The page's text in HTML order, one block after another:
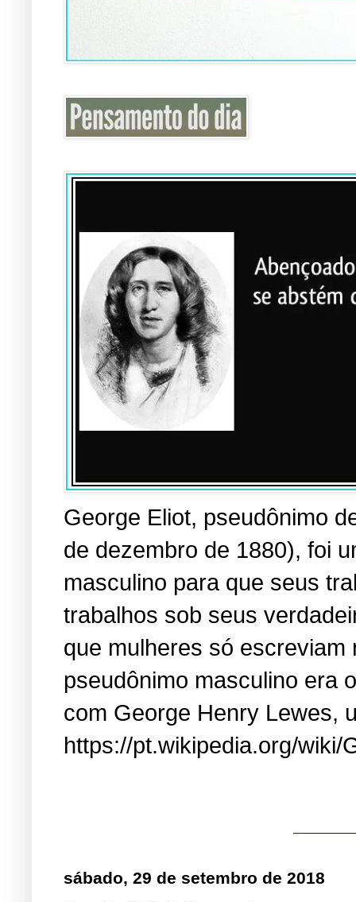
George Eliot, pseudônimo
de dezembro de 1880), foi
masculino para que seus
trabalhos sob seus
que mulheres só
pseudônimo masculino era
com George Henry Lewes,
https://pt.wikipedia.org/wiki/
sábado, 29 de setembro de 2018